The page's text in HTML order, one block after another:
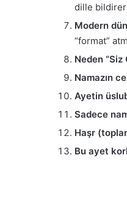
dille
Modern
“format”
Neden “Siz
Namazın
Ayetin
Sadece
Haşr
Bu ayet